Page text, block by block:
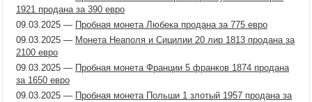
1921 продана за 390 евро
09.03.2025 — Пробная монета Любека продана за 775 евро
09.03.2025 — Монета Неаполя и Сицилии 20 лир 1813 продана за
2100 евро
09.03.2025 — Пробная монета Франции 5 франков 1874 продана
за 1650 евро
09.03.2025 — Пробная монета Польши 1 злотый 1957 продана за